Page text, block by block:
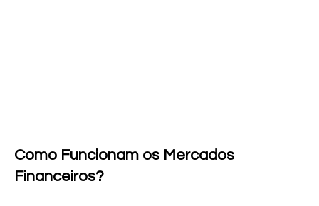
Como Funcionam os Mercados
Financeiros?